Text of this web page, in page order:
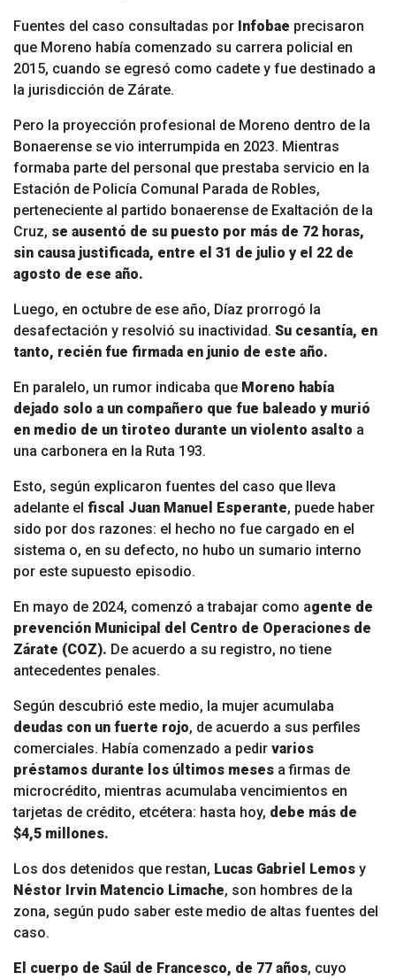
Fuentes del caso consultadas por Infobae precisaron
que Moreno había comenzado su carrera policial en
2015, cuando se egresó como cadete y fue destinado a
la jurisdicción de Zárate.
Pero la proyección profesional de Moreno dentro de la
Bonaerense se vio interrumpida en 2023. Mientras
formaba parte del personal que prestaba servicio en la
Estación de Policía Comunal Parada de Robles,
perteneciente al partido bonaerense de Exaltación de la
Cruz, se ausentó de su puesto por más de 72 horas,
sin causa justificada, entre el 31 de julio y el 22 de
agosto de ese año.
Luego, en octubre de ese año, Díaz prorrogó la
desafectación y resolvió su inactividad. Su cesantía, en
tanto, recién fue firmada en junio de este año.
En paralelo, un rumor indicaba que Moreno había
dejado solo a un compañero que fue baleado y murió
en medio de un tiroteo durante un violento asalto a
una carbonera en la Ruta 193.
Esto, según explicaron fuentes del caso que lleva
adelante el fiscal Juan Manuel Esperante, puede haber
sido por dos razones: el hecho no fue cargado en el
sistema o, en su defecto, no hubo un sumario interno
por este supuesto episodio.
En mayo de 2024, comenzó a trabajar como agente de
prevención Municipal del Centro de Operaciones de
Zárate (COZ). De acuerdo a su registro, no tiene
antecedentes penales.
Según descubrió este medio, la mujer acumulaba
deudas con un fuerte rojo, de acuerdo a sus perfiles
comerciales. Había comenzado a pedir varios
préstamos durante los últimos meses a firmas de
microcrédito, mientras acumulaba vencimientos en
tarjetas de crédito, etcétera: hasta hoy, debe más de
$4,5 millones.
Los dos detenidos que restan, Lucas Gabriel Lemos y
Néstor Irvin Matencio Limache, son hombres de la
zona, según pudo saber este medio de altas fuentes del
caso.
El cuerpo de Saúl de Francesco, de 77 años, cuyo